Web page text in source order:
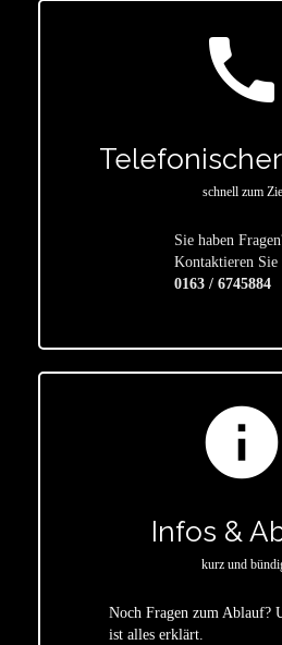
call
schnell zum
Sie haben
Kontaktieren Sie
0163 / 6745884
info
Infos &
kurz und
Noch Fragen zum
ist alles erklärt.